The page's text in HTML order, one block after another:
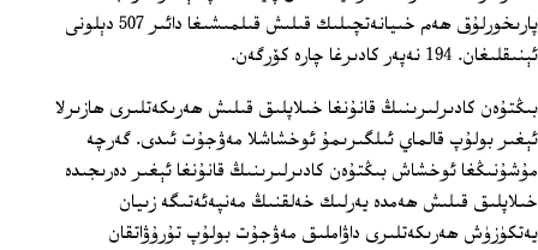
پارىخورلۇق ھەم خىيانەتچىلىك قىلىش قىلمىشىغا دائىر 507 دېلونى
ئېنىقلىغان. 194 نەپەر كادىرغا چارە كۆرگەن.
بىڭتۇەن كادىرلىرىنىڭ قانۇنغا خىلاپلىق قىلىش ھەرىكەتلىرى ھازىرلا
ئېغىر بولۇپ قالماي ئىلگىرىمۇ ئوخشاشلا مەۋجۇت ئىدى. گەرچە
مۇشۇنىڭغا ئوخشاش بىڭتۇەن كادىرلىرىنىڭ قانۇنغا ئېغىر دەرىجىدە
خىلاپلىق قىلىش ھەمدە يەرلىك خەلقنىڭ مەنپەئەتىگە زىيان
يەتكۈزۈش ھەرىكەتلىرى داۋاملىق مەۋجۇت بولۇپ تۇرۇۋاتقان